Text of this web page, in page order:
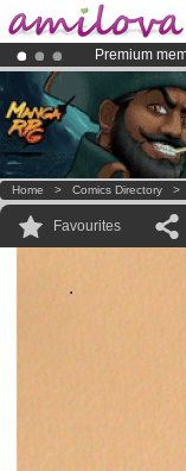
Premium
Amilova
Already
Home > Comics Directory >
Favourites
.